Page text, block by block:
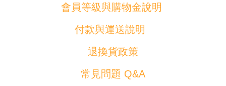
會員等級與購物金說明
付款與運送說明
退換貨政策
常見問題 Q&A